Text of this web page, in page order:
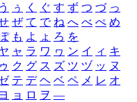
う ぅ く ぐ す ず つ づ っ
ぜ て で ね へ べ ぺ め
も よ ょ ろ を
ャ ラ ワ ヮ ン イ ィ キ
ゥ ク グ ス ズ ツ ヅ ッ ヌ
テ デ ヘ ベ ペ メ レ オ
ヨ ョ ロ ヲ ―